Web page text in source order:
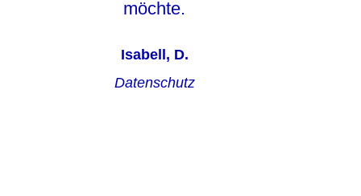
möchte.
Isabell, D.
Datenschutz